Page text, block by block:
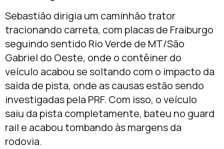
Sebastião dirigia um caminhão trator
tracionando carreta, com placas de Fraiburgo
seguindo sentido Rio Verde de MT/São
Gabriel do Oeste, onde o contêiner do
veículo acabou se soltando com o impacto da
saída de pista, onde as causas estão sendo
investigadas pela PRF. Com isso, o veículo
saiu da pista completamente, bateu no guard
rail e acabou tombando às margens da
rodovia.